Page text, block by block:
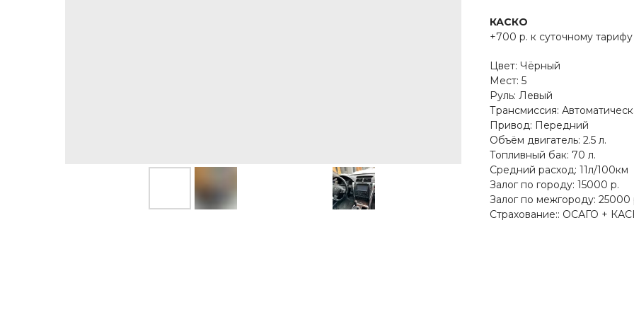
КАСКО
+700 р. к суточному тарифу
Цвет: Чёрный
Мест: 5
Руль: Левый
Трансмиссия:
Привод: Передний
Объём двигатель: 2.5 л.
Топливный бак: 70 л.
Средний расход: 11л/100км
Залог по городу: 15000 р.
Залог по межгороду: 25000
Страхование:: ОСАГО +